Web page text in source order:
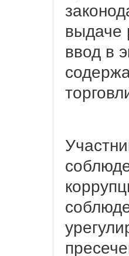
выдаче
ввод в